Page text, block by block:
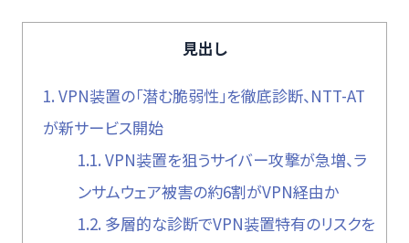
見出し
1. VPN装置の「潜む脆弱性」を徹底診断、NTT-AT
が新サービス開始
1.1. VPN装置を狙うサイバー攻撃が急増、ラ
ンサムウェア被害の約6割がVPN経由か
1.2. 多層的な診断でVPN装置特有のリスクを